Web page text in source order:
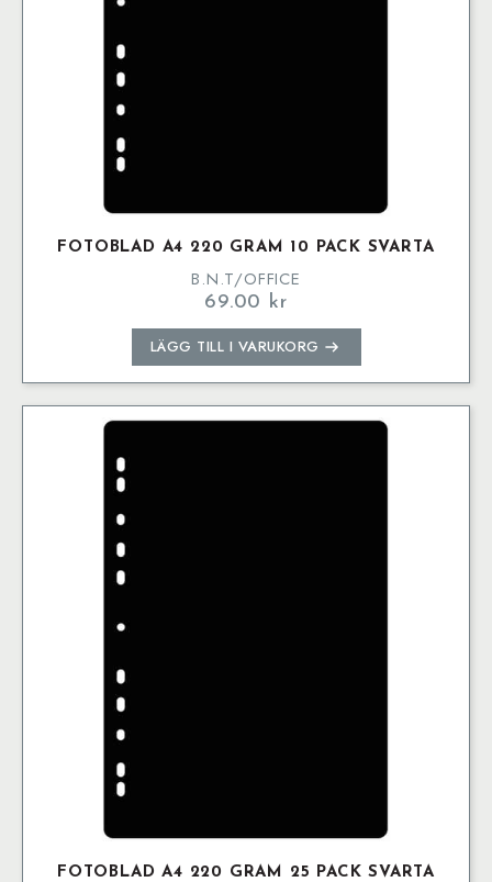
FOTOBLAD A4 220 GRAM 10 PACK SVARTA
B.N.T/OFFICE
69.00 kr
LÄGG TILL I VARUKORG
FOTOBLAD A4 220 GRAM 25 PACK SVARTA